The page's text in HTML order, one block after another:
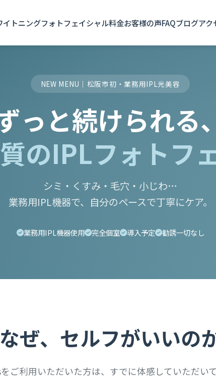
イトニングフォトフェイシャル料金お客様の声FAQブログアク
NEW MENU｜松阪市初・業務用IPL光美容
っと続けられる、
のIPLフォトフ
シミ・くすみ・毛穴・小じわ…
業務用IPL機器で、自分のペースで丁寧にケア。
業務用IPL機器使用 完全個室 導入予定 勧誘一切なし
なぜ、セルフがいいの
ご利用いただいた方は、すでに体感していただいて